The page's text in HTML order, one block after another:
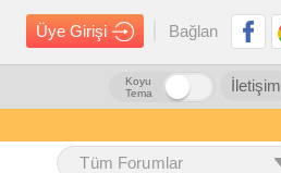
Üye Girişi Bağlan
İletişim
Koyu
Tema
Tüm Forumlar